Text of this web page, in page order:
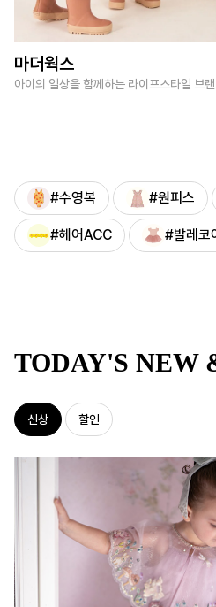
마더웍스
아이의 일상을 함께하는 라이프스타일 브
#수영복 #원피스
#헤어ACC #발레코
TODAY'S NEW
신상 할인